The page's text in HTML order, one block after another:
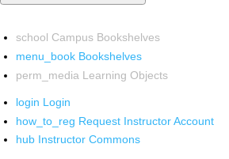
school Campus Bookshelves
menu_book Bookshelves
perm_media Learning Objects
login Login
how_to_reg Request Instructor Account
hub Instructor Commons